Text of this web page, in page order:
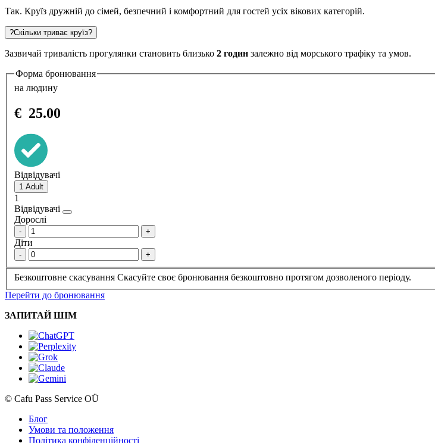
Так. Круїз дружній до сімей, безпечний і комфортний для гостей усіх вікових категорій.
?Скільки триває круїз?
Зазвичай тривалість прогулянки становить близько 2 годин залежно від морського трафіку та умов.
Форма бронювання
на людину
€ 25.00
Відвідувачі
1
Відвідувачі
Дорослі
- +
Діти
- +
Безкоштовне скасування Скасуйте своє бронювання безкоштовно протягом дозволеного періоду.
Перейти до бронювання
ЗАПИТАЙ ШІМ
© Cafu Pass Service OÜ
Блог
Умови та положення
Політика конфіденційності